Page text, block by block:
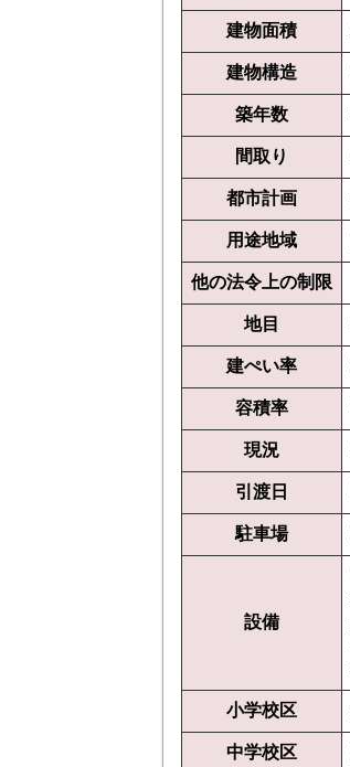
建物面積
建物構造
築年数
間取り
都市計画
用途地域
他の法令上の制限
地目
建ぺい率
容積率
現況
引渡日
駐車場
設備
小学校区
中学校区